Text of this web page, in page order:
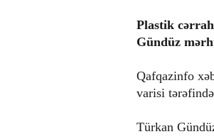
Plastik
Gündüz
Qafqazinfo
varisi
Türkan